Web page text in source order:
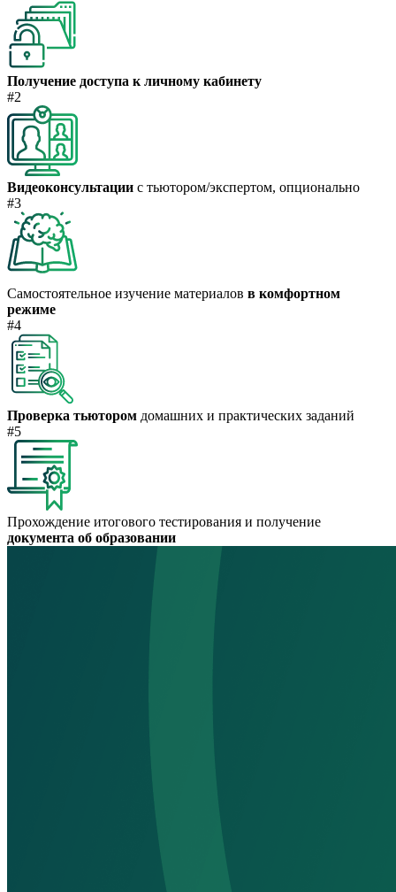
Получение доступа к личному кабинету
#2
Видеоконсультации с тьютором/экспертом, опционально
#3
Самостоятельное изучение материалов в комфортном
режиме
#4
Проверка тьютором домашних и практических заданий
#5
Прохождение итогового тестирования и получение
документа об образовании